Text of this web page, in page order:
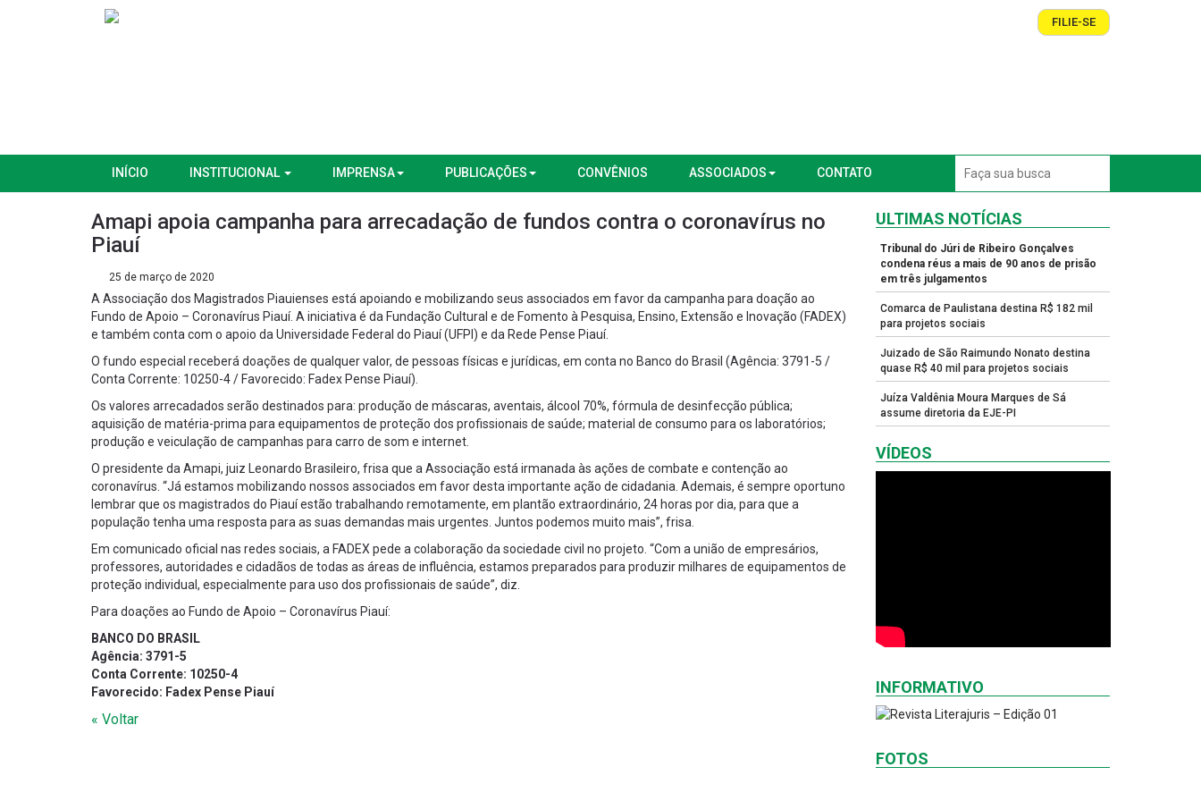
FILIE-SE
INÍCIO INSTITUCIONAL IMPRENSA PUBLICAÇÕES CONVÊNIOS ASSOCIADOS CONTATO
Amapi apoia campanha para arrecadação de fundos contra o coronavírus no
Piauí
25 de março de 2020
A Associação dos Magistrados Piauienses está apoiando e mobilizando seus associados em favor da campanha para doação ao
Fundo de Apoio – Coronavírus Piauí. A iniciativa é da Fundação Cultural e de Fomento à Pesquisa, Ensino, Extensão e Inovação (FADEX)
e também conta com o apoio da Universidade Federal do Piauí (UFPI) e da Rede Pense Piauí.
O fundo especial receberá doações de qualquer valor, de pessoas físicas e jurídicas, em conta no Banco do Brasil (Agência: 3791-5 /
Conta Corrente: 10250-4 / Favorecido: Fadex Pense Piauí).
Os valores arrecadados serão destinados para: produção de máscaras, aventais, álcool 70%, fórmula de desinfecção pública;
aquisição de matéria-prima para equipamentos de proteção dos profissionais de saúde; material de consumo para os laboratórios;
produção e veiculação de campanhas para carro de som e internet.
O presidente da Amapi, juiz Leonardo Brasileiro, frisa que a Associação está irmanada às ações de combate e contenção ao
coronavírus. “Já estamos mobilizando nossos associados em favor desta importante ação de cidadania. Ademais, é sempre oportuno
lembrar que os magistrados do Piauí estão trabalhando remotamente, em plantão extraordinário, 24 horas por dia, para que a
população tenha uma resposta para as suas demandas mais urgentes. Juntos podemos muito mais”, frisa.
Em comunicado oficial nas redes sociais, a FADEX pede a colaboração da sociedade civil no projeto. “Com a união de empresários,
professores, autoridades e cidadãos de todas as áreas de influência, estamos preparados para produzir milhares de equipamentos de
proteção individual, especialmente para uso dos profissionais de saúde”, diz.
Para doações ao Fundo de Apoio – Coronavírus Piauí:
BANCO DO BRASIL
Agência: 3791-5
Conta Corrente: 10250-4
Favorecido: Fadex Pense Piauí
« Voltar
ULTIMAS NOTÍCIAS
Tribunal do Júri de Ribeiro Gonçalves
condena réus a mais de 90 anos de prisão
em três julgamentos
Comarca de Paulistana destina R$ 182 mil
para projetos sociais
Juizado de São Raimundo Nonato destina
quase R$ 40 mil para projetos sociais
Juíza Valdênia Moura Marques de Sá
assume diretoria da EJE-PI
VÍDEOS
INFORMATIVO
FOTOS